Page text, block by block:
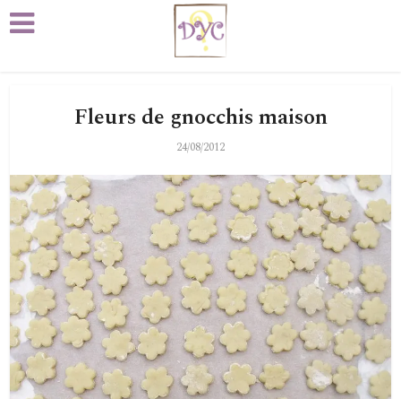
Fleurs de gnocchis maison
24/08/2012